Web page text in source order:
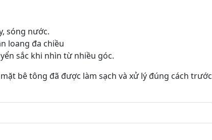
sóng nước.
loang đa chiều
sắc khi nhìn từ nhiều góc.
bê tông đã được làm sạch và xử lý đúng cách trước